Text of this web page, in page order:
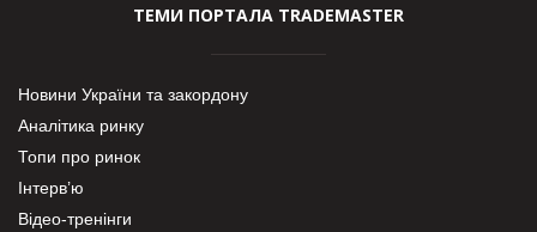
ТЕМИ ПОРТАЛА TRADEMASTER
Новини України та закордону
Аналітика ринку
Топи про ринок
Інтерв’ю
Відео-тренінги